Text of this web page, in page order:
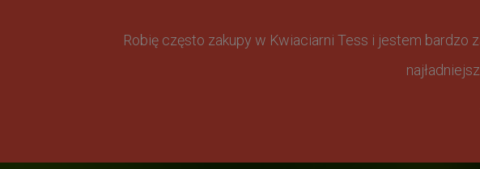
Robię często zakupy w Kwiaciarni Tess i jestem bardzo